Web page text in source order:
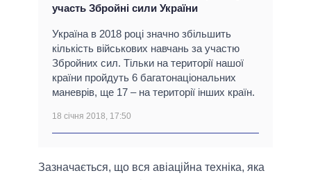
участь Збройні сили України
Україна в 2018 році значно збільшить
кількість військових навчань за участю
Збройних сил. Тільки на території нашої
країни пройдуть 6 багатонаціональних
маневрів, ще 17 – на території інших країн.
18 січня 2018, 17:50
Зазначається, що вся авіаційна техніка, яка